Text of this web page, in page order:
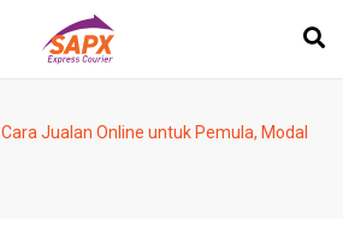
Cara Jualan Online untuk Pemula, Modal